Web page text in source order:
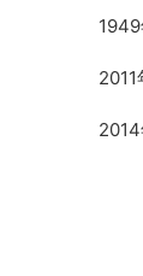
1949
2011